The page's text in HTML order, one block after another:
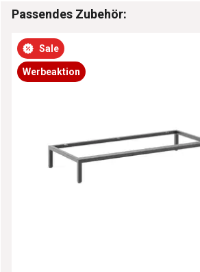
Passendes Zubehör:
Sale
Werbeaktion